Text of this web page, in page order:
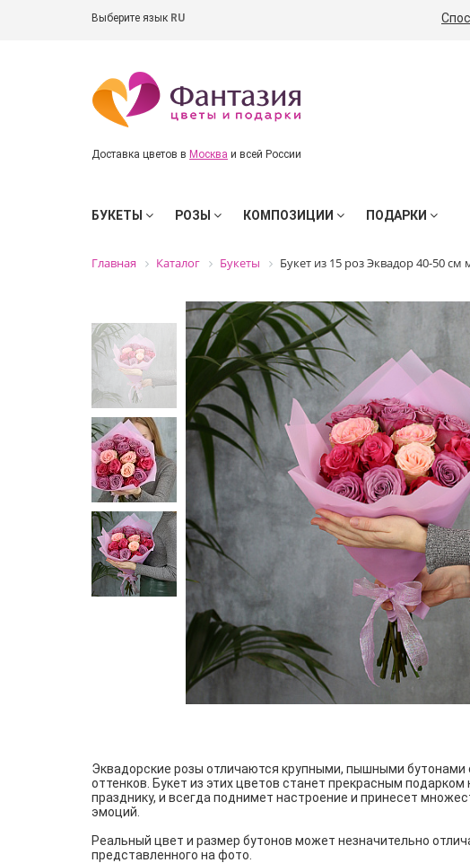
Выберите язык RU
Доставка цветов в Москва и всей России
БУКЕТЫ РОЗЫ КОМПОЗИЦИИ ПОДАРКИ
Главная Каталог Букеты Букет из 15 роз Эквадор 40-50 см
Эквадорские розы отличаются крупными, пышными
оттенков. Букет из этих цветов станет прекрасным подарком
празднику, и всегда поднимет настроение и принесет
эмоций.
Реальный цвет и размер бутонов может незначительно
представленного на фото.